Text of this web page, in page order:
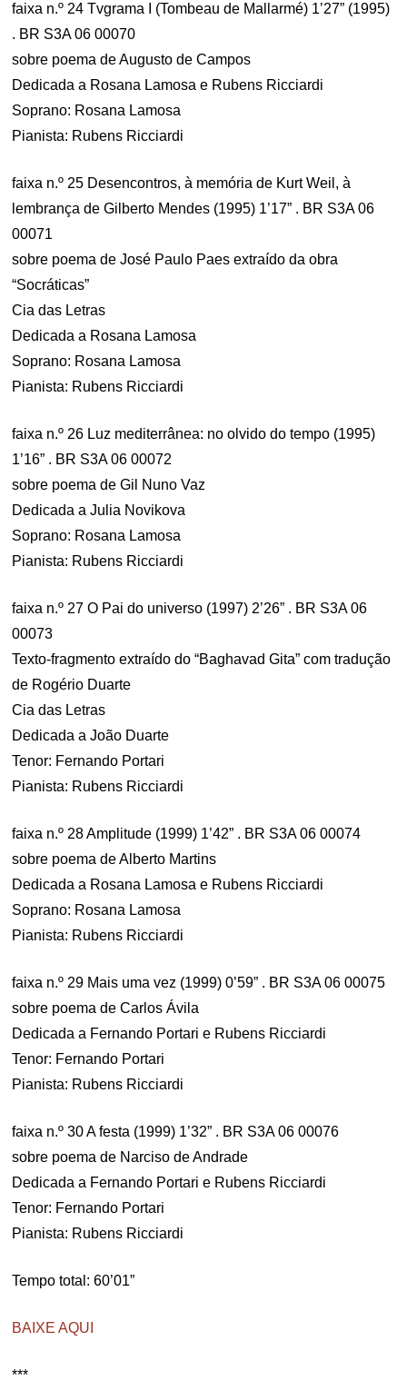
faixa n.º 24 Tvgrama I (Tombeau de Mallarmé) 1’27” (1995)
. BR S3A 06 00070
sobre poema de Augusto de Campos
Dedicada a Rosana Lamosa e Rubens Ricciardi
Soprano: Rosana Lamosa
Pianista: Rubens Ricciardi
faixa n.º 25 Desencontros, à memória de Kurt Weil, à
lembrança de Gilberto Mendes (1995) 1’17” . BR S3A 06
00071
sobre poema de José Paulo Paes extraído da obra
“Socráticas”
Cia das Letras
Dedicada a Rosana Lamosa
Soprano: Rosana Lamosa
Pianista: Rubens Ricciardi
faixa n.º 26 Luz mediterrânea: no olvido do tempo (1995)
1’16” . BR S3A 06 00072
sobre poema de Gil Nuno Vaz
Dedicada a Julia Novikova
Soprano: Rosana Lamosa
Pianista: Rubens Ricciardi
faixa n.º 27 O Pai do universo (1997) 2’26” . BR S3A 06
00073
Texto-fragmento extraído do “Baghavad Gita” com tradução
de Rogério Duarte
Cia das Letras
Dedicada a João Duarte
Tenor: Fernando Portari
Pianista: Rubens Ricciardi
faixa n.º 28 Amplitude (1999) 1’42” . BR S3A 06 00074
sobre poema de Alberto Martins
Dedicada a Rosana Lamosa e Rubens Ricciardi
Soprano: Rosana Lamosa
Pianista: Rubens Ricciardi
faixa n.º 29 Mais uma vez (1999) 0’59” . BR S3A 06 00075
sobre poema de Carlos Ávila
Dedicada a Fernando Portari e Rubens Ricciardi
Tenor: Fernando Portari
Pianista: Rubens Ricciardi
faixa n.º 30 A festa (1999) 1’32” . BR S3A 06 00076
sobre poema de Narciso de Andrade
Dedicada a Fernando Portari e Rubens Ricciardi
Tenor: Fernando Portari
Pianista: Rubens Ricciardi
Tempo total: 60’01”
BAIXE AQUI
***